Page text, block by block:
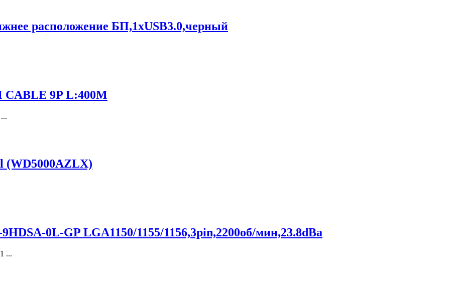
расположение БП,1xUSB3.0,черный
CABLE 9P L:400M
(WD5000AZLX)
0L-GP LGA1150/1155/1156,3pin,2200об/мин,23.8dBa
...